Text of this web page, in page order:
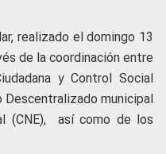
realizado el domingo 13
de la coordinación entre
y Control Social
Descentralizado municipal
(CNE), así como de los